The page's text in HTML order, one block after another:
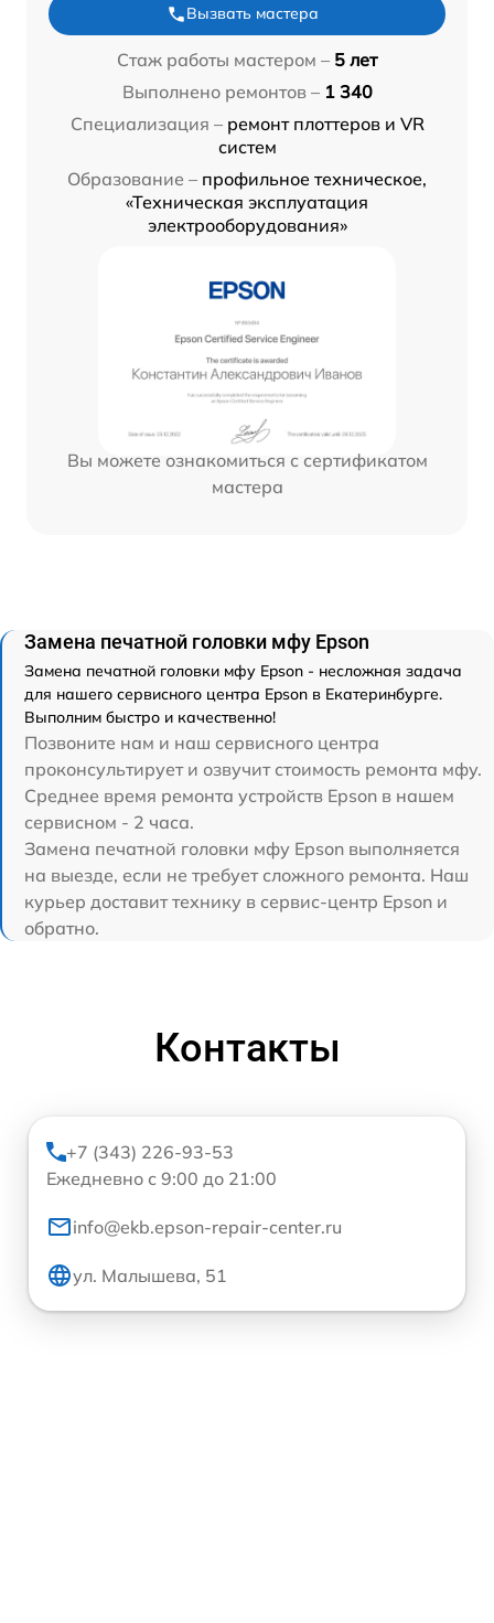
Вызвать мастера
Стаж работы мастером – 5 лет
Выполнено ремонтов – 1 340
Специализация – ремонт плоттеров и VR
систем
Образование – профильное техническое,
«Техническая эксплуатация
электрооборудования»
Вы можете ознакомиться с сертификатом
мастера
Замена печатной головки мфу Epson
Замена печатной головки мфу Epson - несложная задача
для нашего сервисного центра Epson в Екатеринбурге.
Выполним быстро и качественно!
Позвоните нам и наш сервисного центра
проконсультирует и озвучит стоимость ремонта мфу.
Среднее время ремонта устройств Epson в нашем
сервисном - 2 часа.
Замена печатной головки мфу Epson выполняется
на выезде, если не требует сложного ремонта. Наш
курьер доставит технику в сервис-центр Epson и
обратно.
Контакты
+7 (343) 226-93-53
Ежедневно с 9:00 до 21:00
info@ekb.epson-repair-center.ru
ул. Малышева, 51